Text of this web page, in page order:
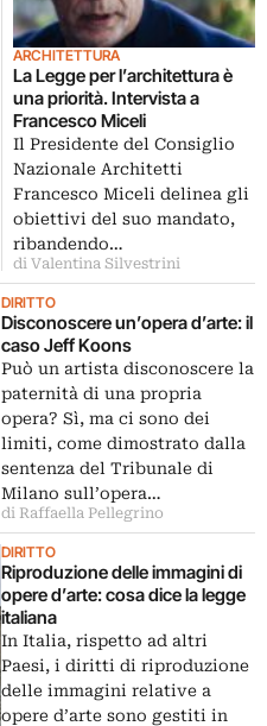
ARCHITETTURA
La Legge per l’architettura è
una priorità. Intervista a
Francesco Miceli
Il Presidente del Consiglio
Nazionale Architetti
Francesco Miceli delinea gli
obiettivi del suo mandato,
ribandendo…
di Valentina Silvestrini
DIRITTO
Disconoscere un’opera d’arte: il
caso Jeff Koons
Può un artista disconoscere la
paternità di una propria
opera? Sì, ma ci sono dei
limiti, come dimostrato dalla
sentenza del Tribunale di
Milano sull’opera…
di Raffaella Pellegrino
DIRITTO
Riproduzione delle immagini di
opere d’arte: cosa dice la legge
italiana
In Italia, rispetto ad altri
Paesi, i diritti di riproduzione
delle immagini relative a
opere d’arte sono gestiti in